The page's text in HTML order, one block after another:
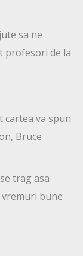
sa ne
profesori de la
cartea va spun
Bruce
trag asa
bune